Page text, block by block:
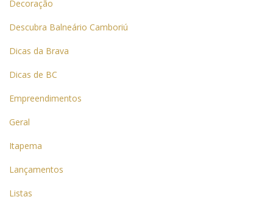
Decoração
Descubra Balneário Camboriú
Dicas da Brava
Dicas de BC
Empreendimentos
Geral
Itapema
Lançamentos
Listas